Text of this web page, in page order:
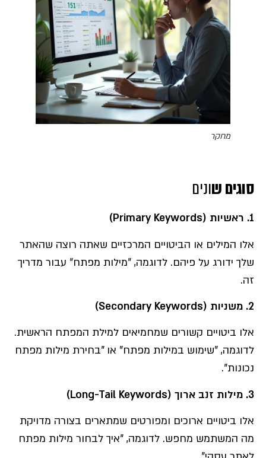
מחקר
סוגים שונים
1. ראשיות (Primary Keywords)
אלו המילים או הביטויים המרכזיים שאתה רוצה שהאתר
שלך ידורג על פיהם. לדוגמה, "מילות מפתח" עבור מדריך
זה.
2. משניות (Secondary Keywords)
אלו ביטויים קשורים שמחמיאים למילת המפתח הראשית.
לדוגמה, "שימוש במילות מפתח" או "בחירת מילות מפתח
נכונות".
3. מילות זנב ארוך (Long-Tail Keywords)
אלו ביטויים ארוכים ומפורטים שמתארים בצורה מדויקת
מה המשתמש מחפש. לדוגמה, "איך לבחור מילות מפתח